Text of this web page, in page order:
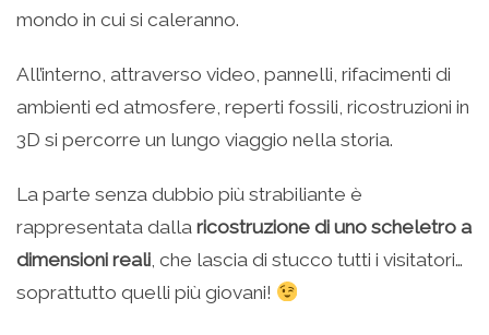
mondo in cui si caleranno.
All’interno, attraverso video, pannelli, rifacimenti di
ambienti ed atmosfere, reperti fossili, ricostruzioni in
3D si percorre un lungo viaggio nella storia.
La parte senza dubbio più strabiliante è
rappresentata dalla ricostruzione di uno scheletro a
dimensioni reali, che lascia di stucco tutti i visitatori…
soprattutto quelli più giovani!